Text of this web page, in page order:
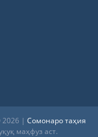
2026 | Сомонаро таҳия
маҳфуз аст.